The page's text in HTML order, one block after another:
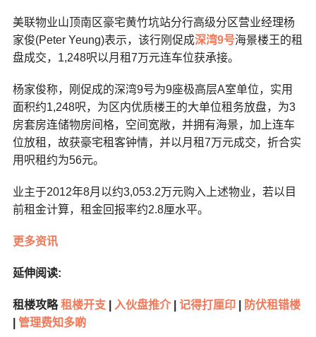
美联物业山顶南区豪宅黄竹坑站分行高级分区营业经理杨
家俊(Peter Yeung)表示，该行刚促成深湾9号海景楼王的租
盘成交，1,248呎以月租7万元连车位获承接。
杨家俊称，刚促成的深湾9号为9座极高层A室单位，实用
面积约1,248呎，为区内优质楼王的大单位租务放盘，为3
房套房连储物房间格，空间宽敞，并拥有海景，加上连车
位放租，故获豪宅租客钟情，并以月租7万元成交，折合实
用呎租约为56元。
业主于2012年8月以约3,053.2万元购入上述物业，若以目
前租金计算，租金回报率约2.8厘水平。
更多资讯
延伸阅读:
租楼攻略租楼开支 入伙盘推介 记得打厘印
防伏租错楼
管理费知多啲